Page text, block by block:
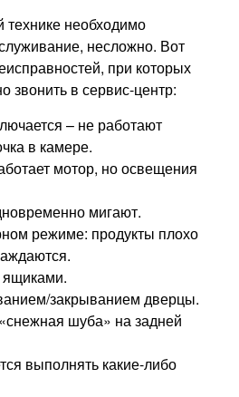
необходимо
несложно. Вот
при которых
звонить в сервис-центр:
– не работают
в камере.
мотор, но освещения
мигают.
режиме: продукты плохо
закрыванием дверцы.
шуба» на задней
выполнять какие-либо